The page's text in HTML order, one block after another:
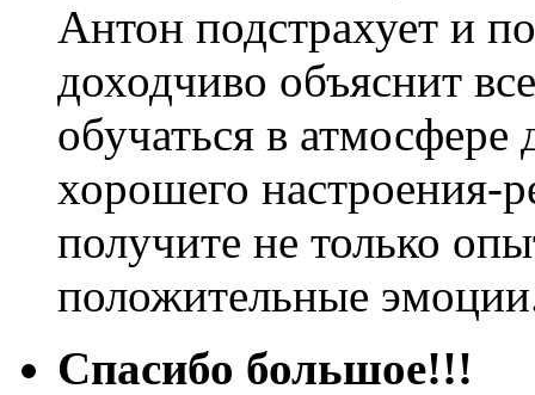
Антон подстрахует и
доходчиво объяснит
обучаться в атмосфере
хорошего настроения-
получите не только
положительные
Спасибо большое!!!